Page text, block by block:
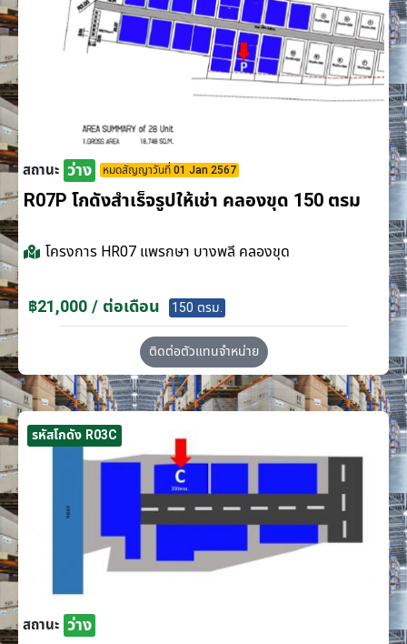
สถานะ ว่าง หมดสัญญาวันที่ 01 Jan 2567
R07P โกดังสำเร็จรูปให้เช่า คลองขุด 150 ตรม
โครงการ HR07 แพรกษา บางพลี คลองขุด
฿21,000 / ต่อเดือน 150 ตรม.
ติดต่อตัวแทนจำหน่าย
รหัสโกดัง R03C
สถานะ ว่าง